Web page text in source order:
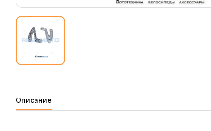
Описание